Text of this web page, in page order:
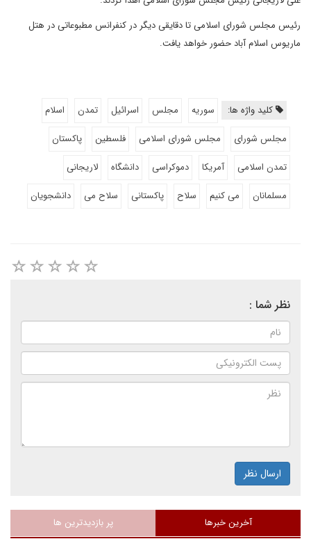
رئیس مجلس شورای اسلامی تا دقایقی دیگر در کنفرانس مطبوعاتی در هتل
ماریوس اسلام آباد حضور خواهد یافت.
کلید واژه ها: سوریه مجلس اسرائیل تمدن
اسلام
مجلس شورای
مجلس شورای اسلامی فلسطین
پاکستان
تمدن اسلامی
آمریکا دموکراسی دانشگاه
لاریجانی
مسلمانان
می کنیم سلاح پاکستانی سلاح می دانشجویان
نظر شما :
ارسال نظر
آخرین خبرها پر بازدیدترین ها